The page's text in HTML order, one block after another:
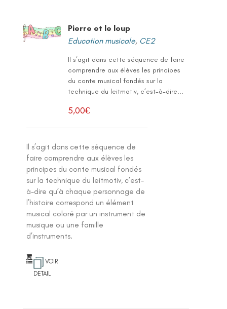
Pierre et le loup
Education musicale, CE2
Il s’agit dans cette séquence de faire
comprendre aux élèves les principes
du conte musical fondés sur la
technique du leitmotiv, c’est-à-dire...
5,00€
Il s’agit dans cette séquence de
faire comprendre aux élèves les
principes du conte musical fondés
sur la technique du leitmotiv, c’est-
à-dire qu’à chaque personnage de
l’histoire correspond un élément
musical coloré par un instrument de
musique ou une famille
d’instruments.
VOIR
DETAIL